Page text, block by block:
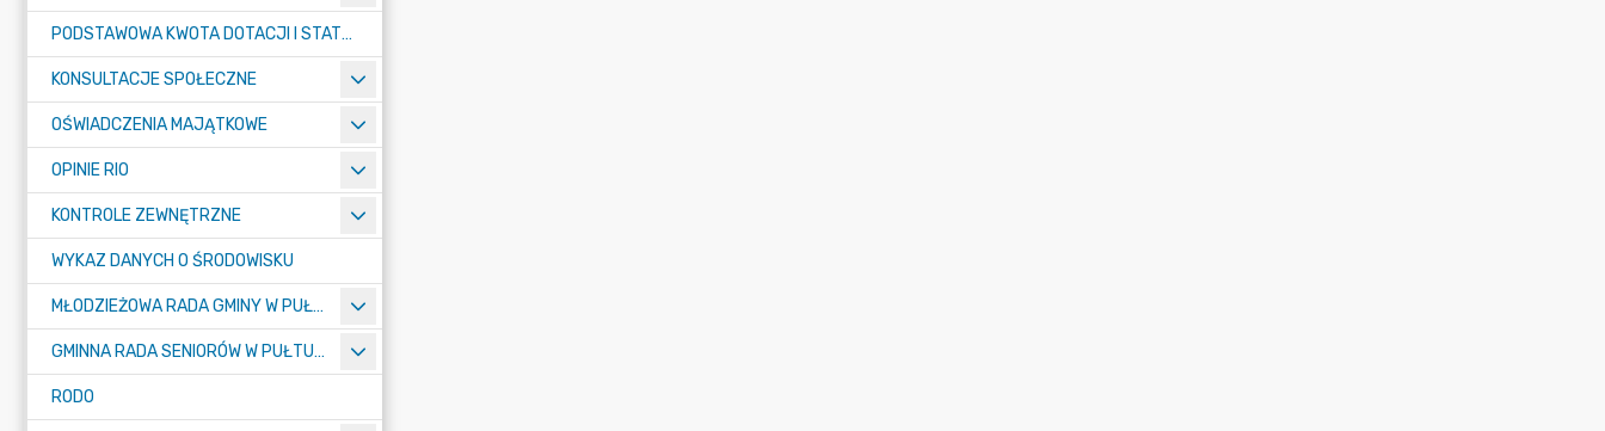
PODSTAWOWA KWOTA DOTACJI I STATYSTYCZNA LICZBA UCZNIÓW
KONSULTACJE SPOŁECZNE
OŚWIADCZENIA MAJĄTKOWE
OPINIE RIO
KONTROLE ZEWNĘTRZNE
WYKAZ DANYCH O ŚRODOWISKU
MŁODZIEŻOWA RADA GMINY W PUŁTUSKU
GMINNA RADA SENIORÓW W PUŁTUSKU
RODO